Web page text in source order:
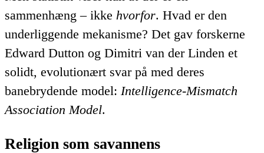
sammenhæng – ikke hvorfor. Hvad er den
underliggende mekanisme? Det gav forskerne
Edward Dutton og Dimitri van der Linden et
solidt, evolutionært svar på med deres
banebrydende model: Intelligence-Mismatch
Association Model.
Religion som savannens